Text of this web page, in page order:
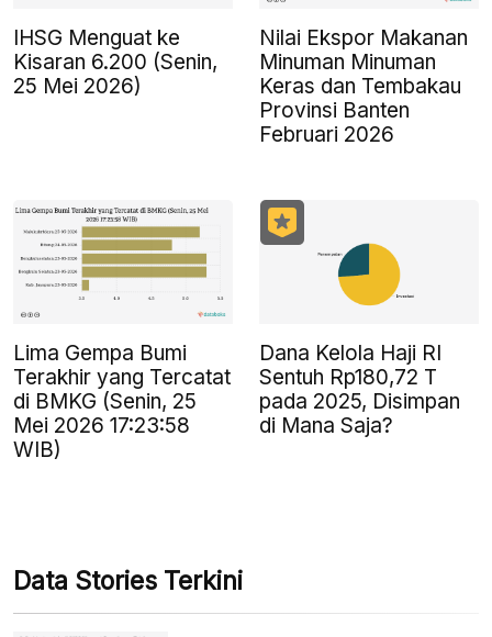
IHSG Menguat ke
Kisaran 6.200 (Senin,
25 Mei 2026)
Nilai Ekspor Makanan
Minuman Minuman
Keras dan Tembakau
Provinsi Banten
Februari 2026
Lima Gempa Bumi
Terakhir yang Tercatat
di BMKG (Senin, 25
Mei 2026 17:23:58
WIB)
Dana Kelola Haji RI
Sentuh Rp180,72 T
pada 2025, Disimpan
di Mana Saja?
Data Stories Terkini